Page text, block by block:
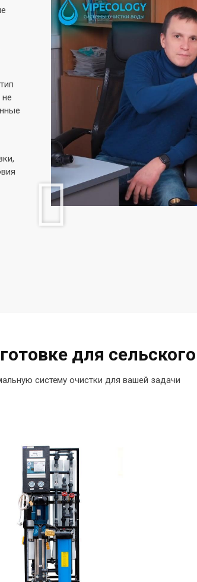
для
систему очистки для вашей задачи